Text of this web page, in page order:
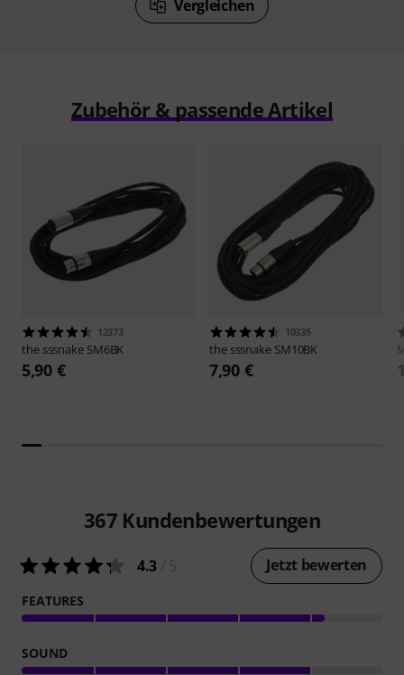
Vergleichen
Zubehör & passende Artikel
12373
the sssnake SM6BK
5,90 €
10335
the sssnake SM10BK
7,90 €
367 Kundenbewertungen
4.3 Jetzt bewerten
FEATURES
SOUND